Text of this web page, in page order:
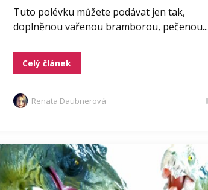
Tuto polévku můžete podávat jen tak,
doplněnou vařenou bramborou, pečenou...
Celý článek
Renata Daubnerová